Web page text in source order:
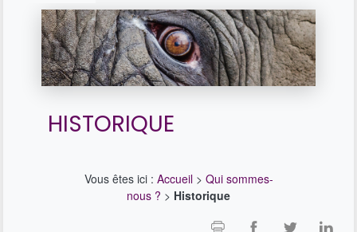
HISTORIQUE
Vous êtes ici : Accueil> Qui sommes-
nous ? > Historique